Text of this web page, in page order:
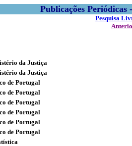
Publicações
Pesquisa
da Justiça
da Justiça
de Portugal
de Portugal
de Portugal
de Portugal
de Portugal
de Portugal